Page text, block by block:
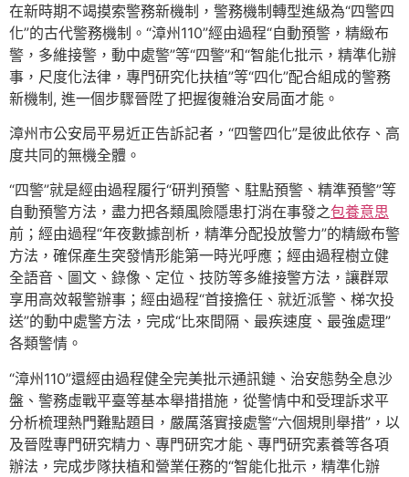
在新時期不竭摸索警務新機制，警務機制轉型進級為“四警四
化”的古代警務機制。“漳州110”經由過程“自動預警，精緻布
警，多維接警，動中處警”等“四警”和“智能化批示，精準化辦
事，尺度化法律，專門研究化扶植”等“四化”配合組成的警務
新機制, 進一個步驟晉陞了把握復雜治安局面才能。
漳州市公安局平易近正告訴記者，“四警四化”是彼此依存、高
度共同的無機全體。
“四警”就是經由過程履行“研判預警、駐點預警、精準預警”等
自動預警方法，盡力把各類風險隱患打消在事發之包養意思
前；經由過程“年夜數據剖析，精準分配投放警力”的精緻布警
方法，確保產生突發情形能第一時光呼應；經由過程樹立健
全語音、圖文、錄像、定位、技防等多維接警方法，讓群眾
享用高效報警辦事；經由過程“首接擔任、就近派警、梯次投
送”的動中處警方法，完成“比來間隔、最疾速度、最強處理”
各類警情。
“漳州110”還經由過程健全完美批示通訊鏈、治安態勢全息沙
盤、警務虛戰平臺等基本舉措措施，從警情中和受理訴求平
分析梳理熱門難點題目，嚴厲落實接處警“六個規則舉措”，以
及晉陞專門研究精力、專門研究才能、專門研究素養等各項
辦法，完成步隊扶植和營業任務的“智能化批示，精準化辦